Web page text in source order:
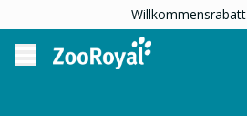
Willkommensrabatt